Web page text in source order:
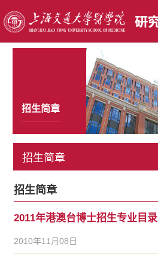
招生简章
招生简章
招生简章
2011年港澳台博士招生专业目录
2010年11月08日